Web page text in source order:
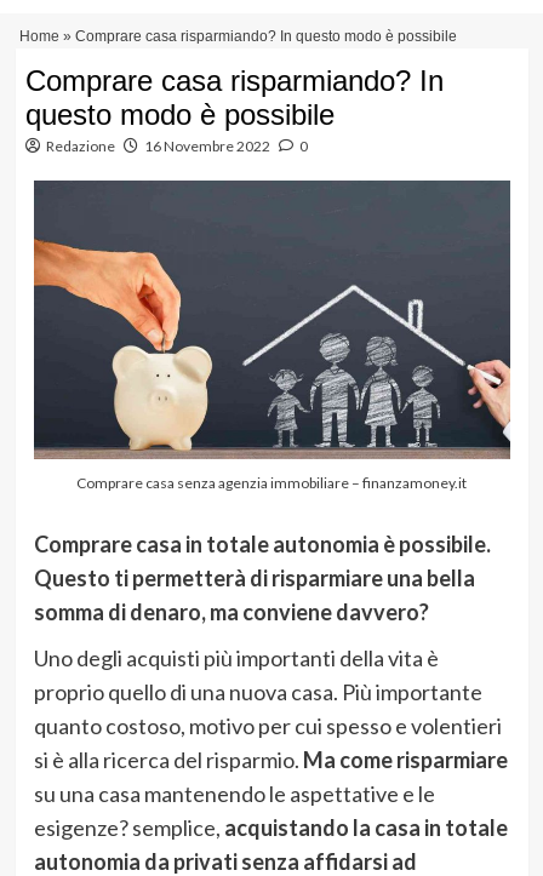
contenuto
Home » Comprare casa risparmiando? In questo modo è possibile
Comprare casa risparmiando? In
questo modo è possibile
Redazione 16 Novembre 2022 0
Comprare casa senza agenzia immobiliare – finanzamoney.it
Comprare casa in totale autonomia è possibile.
Questo ti permetterà di risparmiare una bella
somma di denaro, ma conviene davvero?
Uno degli acquisti più importanti della vita è
proprio quello di una nuova casa. Più importante
quanto costoso, motivo per cui spesso e volentieri
si è alla ricerca del risparmio. Ma come risparmiare
su una casa mantenendo le aspettative e le
esigenze? semplice, acquistando la casa in totale
autonomia da privati senza affidarsi ad